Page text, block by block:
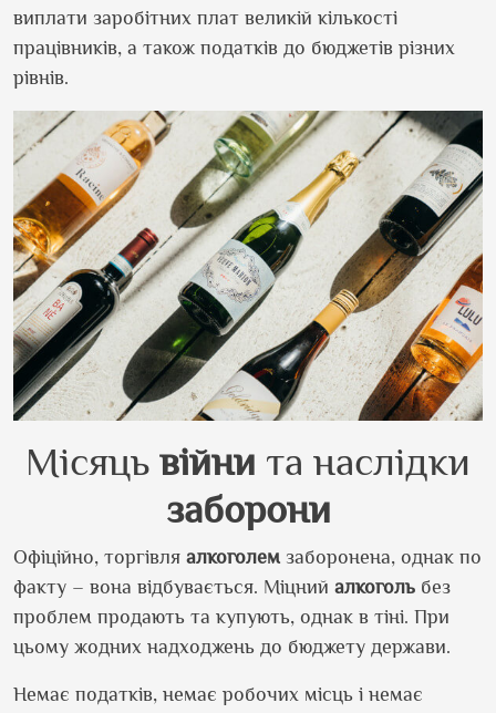
виплати заробітних плат великій кількості
працівників, а також податків до бюджетів різних
рівнів.
Місяць війни та наслідки
заборони
Офіційно, торгівля алкоголем заборонена, однак по
факту – вона відбувається. Міцний алкоголь без
проблем продають та купують, однак в тіні. При
цьому жодних надходжень до бюджету держави.
Немає податків, немає робочих місць і немає